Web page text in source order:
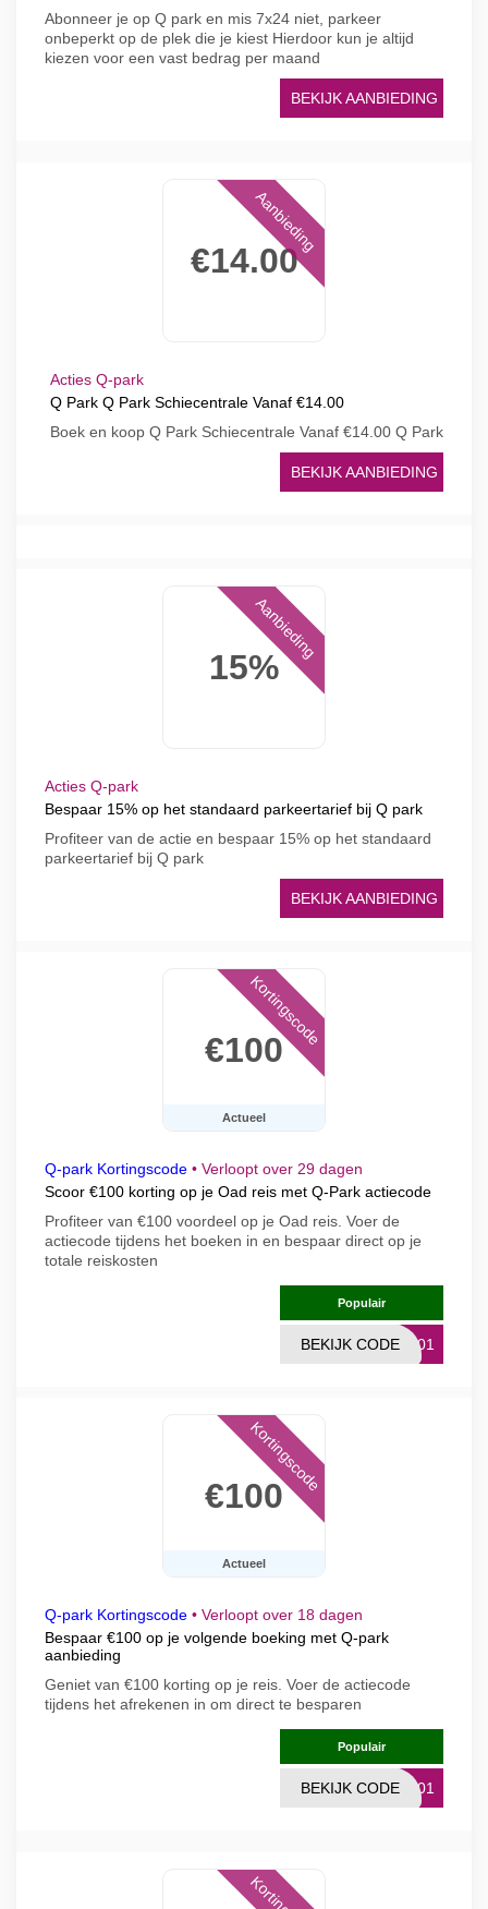
Abonneer je op Q park en mis 7x24 niet, parkeer
onbeperkt op de plek die je kiest Hierdoor kun je altijd
kiezen voor een vast bedrag per maand
BEKIJK AANBIEDING
€14.00
Aanbieding
Acties Q-park
Q Park Q Park Schiecentrale Vanaf €14.00
Boek en koop Q Park Schiecentrale Vanaf €14.00 Q Park
BEKIJK AANBIEDING
15%
Aanbieding
Acties Q-park
Bespaar 15% op het standaard parkeertarief bij Q park
Profiteer van de actie en bespaar 15% op het standaard
parkeertarief bij Q park
BEKIJK AANBIEDING
€100
Actueel
Kortingscode
Q-park Kortingscode • Verloopt over 29 dagen
Scoor €100 korting op je Oad reis met Q-Park actiecode
Profiteer van €100 voordeel op je Oad reis. Voer de
actiecode tijdens het boeken in en bespaar direct op je
totale reiskosten
Populair
PL01
BEKIJK CODE
€100
Actueel
Kortingscode
Q-park Kortingscode • Verloopt over 18 dagen
Bespaar €100 op je volgende boeking met Q-park
aanbieding
Geniet van €100 korting op je reis. Voer de actiecode
tijdens het afrekenen in om direct te besparen
Populair
PL01
BEKIJK CODE